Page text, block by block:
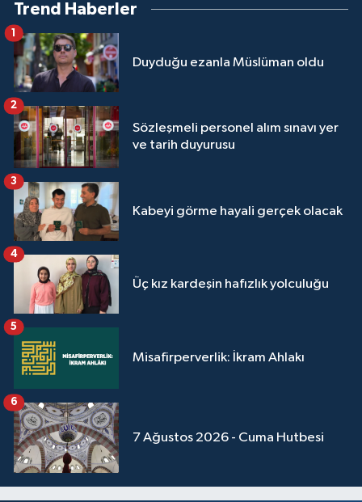
Trend Haberler
Duyduğu ezanla Müslüman oldu
1
Sözleşmeli personel alım sınavı yer
ve tarih duyurusu
2
Kabeyi görme hayali gerçek olacak
3
Üç kız kardeşin hafızlık yolculuğu
4
Misafirperverlik: İkram Ahlakı
5
7 Ağustos 2026 - Cuma Hutbesi
6
Van Müftülüğü
Yalova Müftülüğü
Yozgat Müftülüğü
Zonguldak Müftülüğü